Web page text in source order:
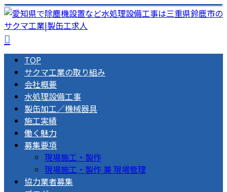
TOP
サクマ工業の取り組み
会社概要
水処理設備工事
製缶加工／機械器具
施工実績
働く魅力
募集要項
現場施工・製作
現場施工・製作 兼 現場管理
協力業者募集